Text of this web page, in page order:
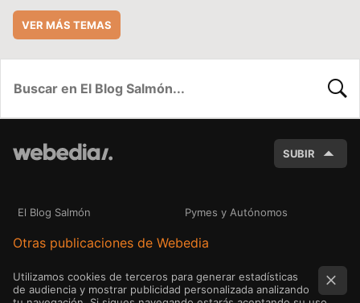
VER MÁS TEMAS
SUBIR
El Blog Salmón Pymes y Autónomos
Otras publicaciones de Webedia
Utilizamos cookies de terceros para generar estadísticas
de audiencia y mostrar publicidad personalizada analizando